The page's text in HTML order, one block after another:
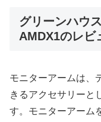
グリーンハウ
AMDX1のレビ
モニターアームは、
きるアクセサリーと
す。モニターアーム